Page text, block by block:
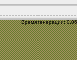
Время генерации: